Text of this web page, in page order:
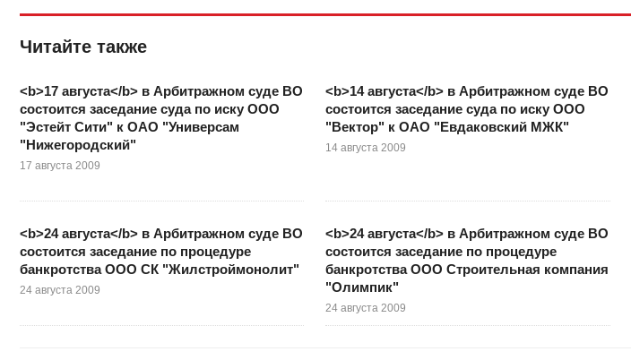
Читайте также
<b>17 августа</b> в Арбитражном суде ВО
состоится заседание суда по иску ООО
"Эстейт Сити" к ОАО "Универсам
"Нижегородский"
17 августа 2009
<b>14 августа</b> в Арбитражном суде ВО
состоится заседание суда по иску ООО
"Вектор" к ОАО "Евдаковский МЖК"
14 августа 2009
<b>24 августа</b> в Арбитражном суде ВО
состоится заседание по процедуре
банкротства ООО СК "Жилстроймонолит"
24 августа 2009
<b>24 августа</b> в Арбитражном суде ВО
состоится заседание по процедуре
банкротства ООО Строительная компания
"Олимпик"
24 августа 2009